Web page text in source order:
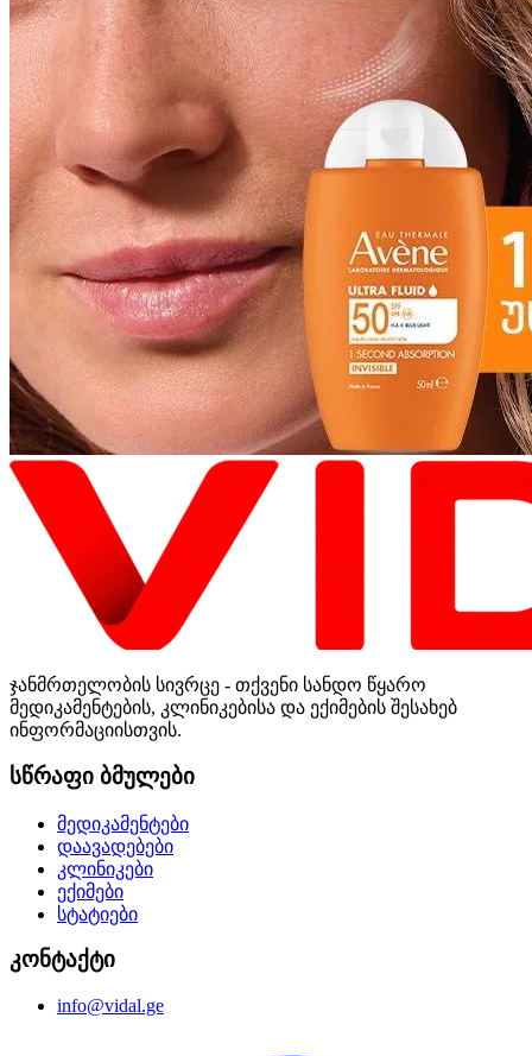
ჯანმრთელობის სივრცე - თქვენი სანდო წყარო
მედიკამენტების, კლინიკებისა და ექიმების შესახებ
ინფორმაციისთვის.
სწრაფი ბმულები
მედიკამენტები
დაავადებები
კლინიკები
ექიმები
სტატიები
კონტაქტი
info@vidal.ge